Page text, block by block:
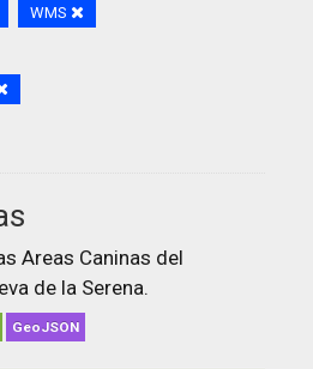
WMS
Areas Caninas del
de la Serena.
GeoJSON